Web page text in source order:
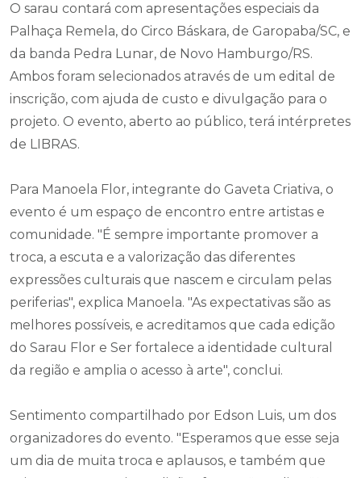
O sarau contará com apresentações especiais da
Palhaça Remela, do Circo Báskara, de Garopaba/SC, e
da banda Pedra Lunar, de Novo Hamburgo/RS.
Ambos foram selecionados através de um edital de
inscrição, com ajuda de custo e divulgação para o
projeto. O evento, aberto ao público, terá intérpretes
de LIBRAS.
Para Manoela Flor, integrante do Gaveta Criativa, o
evento é um espaço de encontro entre artistas e
comunidade. "É sempre importante promover a
troca, a escuta e a valorização das diferentes
expressões culturais que nascem e circulam pelas
periferias", explica Manoela. "As expectativas são as
melhores possíveis, e acreditamos que cada edição
do Sarau Flor e Ser fortalece a identidade cultural
da região e amplia o acesso à arte", conclui.
Sentimento compartilhado por Edson Luis, um dos
organizadores do evento. "Esperamos que esse seja
um dia de muita troca e aplausos, e também que